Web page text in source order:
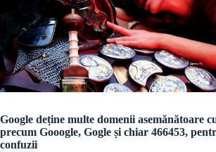
Google deține multe domenii asemănătoare
precum Gooogle, Gogle și chiar 466453,
confuzii